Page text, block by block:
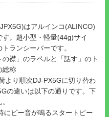
はアルインコ(ALINCO)
。超小型・軽量(44g)サイ
ランシーバーです。
襟」のラペルと「話す」のト
総称
より順次DJ-PX5Gに切り替わ
の違いは以下の通りです。下
にピー音が鳴るスタートピー